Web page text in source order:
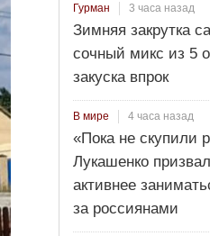
Гурман 3 часа назад
Зимняя закрутка
сочный микс из 5
закуска впрок
В мире 4 часа назад
«Пока не скупили
Лукашенко
активнее
за россиянами